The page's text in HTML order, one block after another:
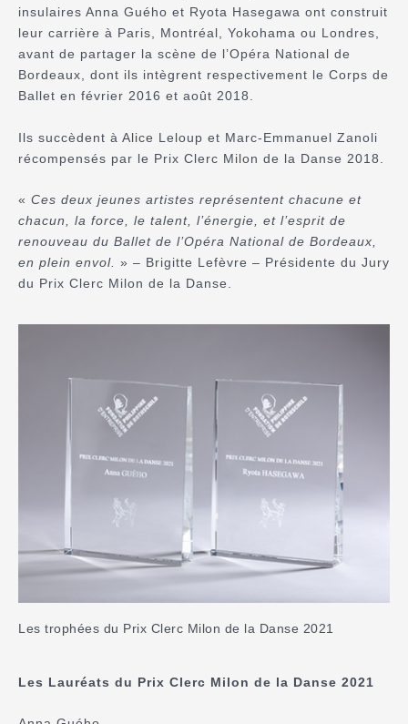
insulaires Anna Guého et Ryota Hasegawa ont construit
leur carrière à Paris, Montréal, Yokohama ou Londres,
avant de partager la scène de l’Opéra National de
Bordeaux, dont ils intègrent respectivement le Corps de
Ballet en février 2016 et août 2018.
Ils succèdent à Alice Leloup et Marc-Emmanuel Zanoli
récompensés par le Prix Clerc Milon de la Danse 2018.
« Ces deux jeunes artistes représentent chacune et
chacun, la force, le talent, l’énergie, et l’esprit de
renouveau du Ballet de l’Opéra National de Bordeaux,
en plein envol.
» – Brigitte Lefèvre – Présidente du Jury
du Prix Clerc Milon de la Danse.
Les trophées du Prix Clerc Milon de la Danse 2021
Les Lauréats du Prix Clerc Milon de la Danse 2021